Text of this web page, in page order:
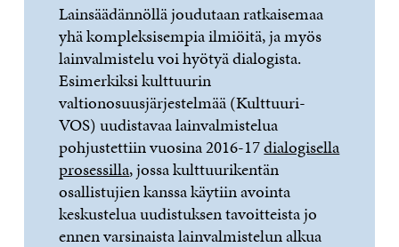
Lainsäädännöllä joudutaan ratkaisemaa
yhä kompleksisempia ilmiöitä, ja myös
lainvalmistelu voi hyötyä dialogista.
Esimerkiksi kulttuurin
valtionosuusjärjestelmää (Kulttuuri-
VOS) uudistavaa lainvalmistelua
pohjustettiin vuosina 2016-17dialogisella
prosessilla, jossa kulttuurikentän
osallistujien kanssa käytiin avointa
keskustelua uudistuksen tavoitteista jo
ennen varsinaista lainvalmistelun alkua